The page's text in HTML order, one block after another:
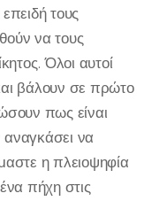
τους
να τους
Όλοι αυτοί
βάλουν σε πρώτο
πως είναι
να
η πλειοψηφία
πήχη στις